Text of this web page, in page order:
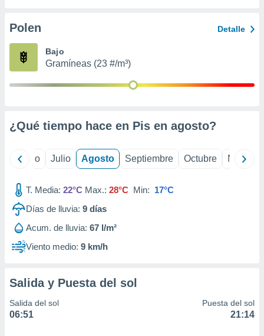
e
mediante
de
Polen Detalle
Bajo
Gramíneas (23 #/m³)
¿Qué tiempo hace en Pis en agosto?
Junio Julio Agosto Septiembre Octubre
T. Media: 22°C Max.: 28°C Min: 17°C
Días de lluvia: 9 días
Acum. de lluvia: 67 l/m²
Viento medio: 9 km/h
Salida y Puesta del sol
Salida del sol
06:51
Puesta del sol
21:14